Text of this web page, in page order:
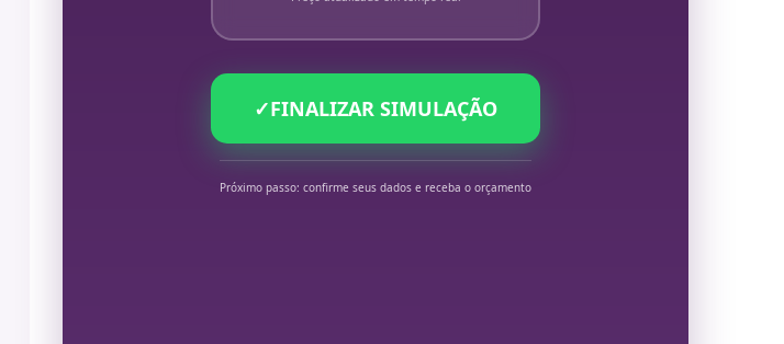
✓FINALIZAR SIMULAÇÃO
Próximo passo: confirme seus dados e receba o orçamento